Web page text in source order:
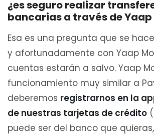
¿es seguro realizar
bancarias a través de Yaap
Esa es una pregunta que se
y afortunadamente con Yaap
cuentas estarán a salvo. Yaap
funcionamiento muy similar a
deberemos registrarnos en la
de nuestras tarjetas de crédito
puede ser del banco que